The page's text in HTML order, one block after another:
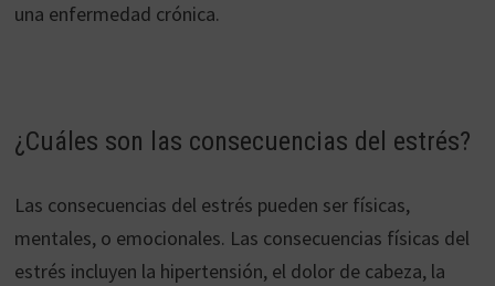
una enfermedad crónica.
¿Cuáles son las consecuencias del estrés?
Las consecuencias del estrés pueden ser físicas,
mentales, o emocionales. Las consecuencias físicas del
estrés incluyen la hipertensión, el dolor de cabeza, la